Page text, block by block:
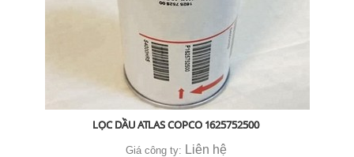
LỌC DẦU ATLAS COPCO 1625752500
Giá công ty: Liên hệ